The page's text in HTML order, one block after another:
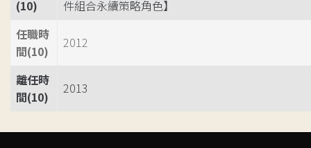
(10)
件組合永續策略角色】
任職時
間(10)
2012
離任時
間(10)
2013